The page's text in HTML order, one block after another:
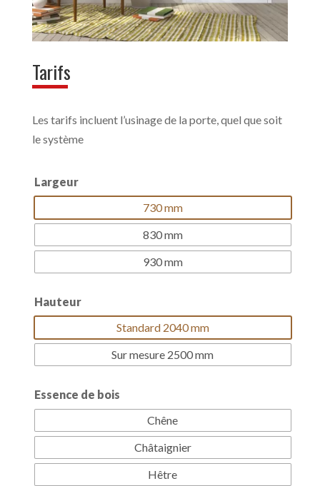
Tarifs
Les tarifs incluent l’usinage de la porte, quel que soit
le système
Largeur
730 mm
830 mm
930 mm
Hauteur
Standard 2040 mm
Sur mesure 2500 mm
Essence de bois
Chêne
Châtaignier
Hêtre